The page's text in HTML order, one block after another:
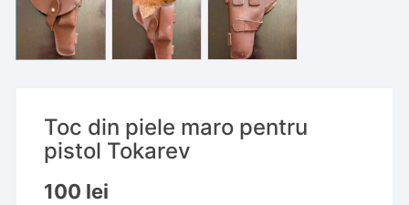
Toc din piele maro pentru
pistol Tokarev
100 lei